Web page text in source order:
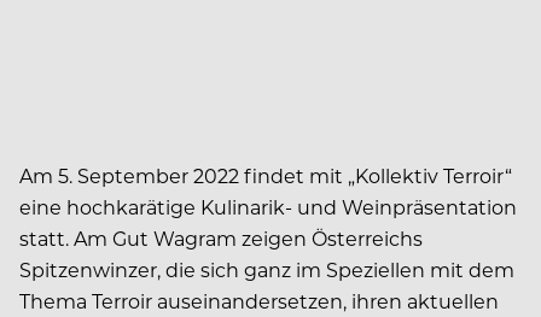
Am 5. September 2022 findet mit „Kollektiv Terroir“
eine hochkarätige Kulinarik- und Weinpräsentation
statt. Am Gut Wagram zeigen Österreichs
Spitzenwinzer, die sich ganz im Speziellen mit dem
Thema Terroir auseinandersetzen, ihren aktuellen